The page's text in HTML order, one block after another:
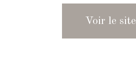
Voir le site